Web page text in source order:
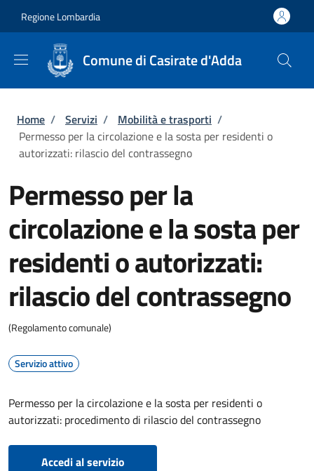
Regione Lombardia
Comune di Casirate d'Adda
Briciole di pane
Home / Servizi / Mobilità e trasporti /
Permesso per la circolazione e la sosta per residenti o
autorizzati: rilascio del contrassegno
Permesso per la
circolazione e la sosta per
residenti o autorizzati:
rilascio del contrassegno
(Regolamento comunale)
Servizio attivo
Permesso per la circolazione e la sosta per residenti o
autorizzati: procedimento di rilascio del contrassegno
Accedi al servizio